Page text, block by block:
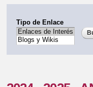
CENTROS
2022 ' JORNADA
Tipo de Enlace